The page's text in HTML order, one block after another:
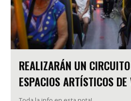
REALIZARÁN UN
ESPACIOS ARTÍSTICOS